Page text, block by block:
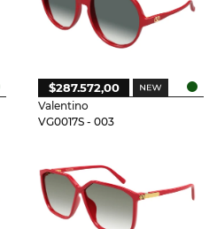
Valentino
VG0017S - 003
$287.572,00